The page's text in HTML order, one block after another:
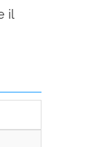
il